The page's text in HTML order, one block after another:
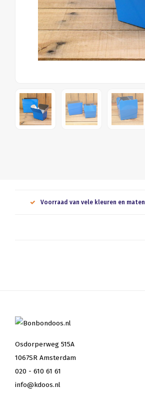
Voorraad van vele kleuren en maten
Osdorperweg 515A
1067SR Amsterdam
020 - 610 61 61
info@kdoos.nl